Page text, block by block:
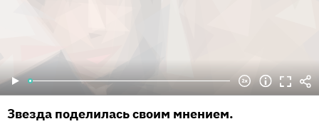
Звезда поделилась своим мнением.